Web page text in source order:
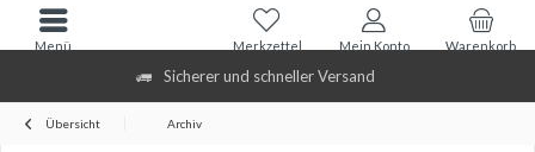
Sicherer und schneller Versand
Warenkorb
Merkzettel Mein Konto
Menü
Übersicht Archiv